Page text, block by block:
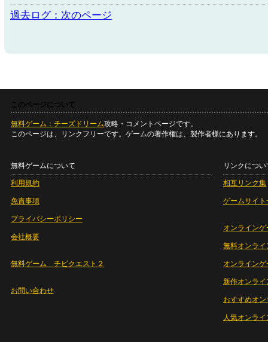
過去ログ：次のページ
このページについて
無料ゲーム：チーズドリーム攻略・コメントページです。
このページは、リンクフリーです。ゲームの著作権は、製作者様にあります。
無料ゲームについて
利用規約
免責事項
プライバシーポリシー
会社概要
無料ゲーム チビクエスト２
お問い合わせ
リンクについ
相互リンク集
ゲームサイト
オンラインゲ
無料オンライ
オンライン
新作オンライ
おすすめオ
人気オンラ